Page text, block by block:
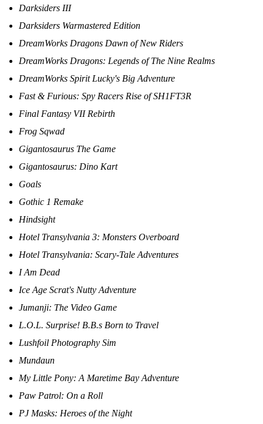
Darksiders III
Darksiders Warmastered Edition
DreamWorks Dragons Dawn of New Riders
DreamWorks Dragons: Legends of The Nine Realms
DreamWorks Spirit Lucky's Big Adventure
Fast & Furious: Spy Racers Rise of SH1FT3R
Final Fantasy VII Rebirth
Frog Sqwad
Gigantosaurus The Game
Gigantosaurus: Dino Kart
Goals
Gothic 1 Remake
Hindsight
Hotel Transylvania 3: Monsters Overboard
Hotel Transylvania: Scary-Tale Adventures
I Am Dead
Ice Age Scrat's Nutty Adventure
Jumanji: The Video Game
L.O.L. Surprise! B.B.s Born to Travel
Lushfoil Photography Sim
Mundaun
My Little Pony: A Maretime Bay Adventure
Paw Patrol: On a Roll
PJ Masks: Heroes of the Night